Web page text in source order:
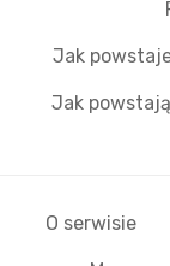
Jak
Jak
O serwisie